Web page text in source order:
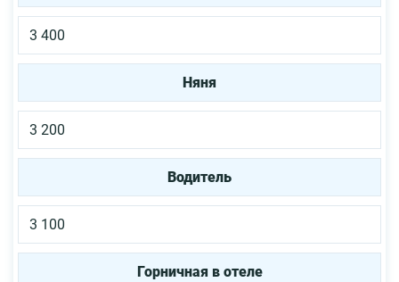
3 400
Няня
3 200
Водитель
3 100
Горничная в отеле